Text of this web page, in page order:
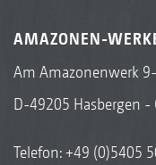
AMAZONEN-
Am Amazonenwerk
D-49205 Hasbergen -
Telefon:+49 (0)5405